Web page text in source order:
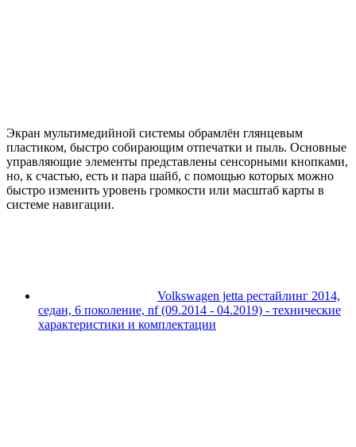
Экран мультимедийной системы обрамлён глянцевым
пластиком, быстро собирающим отпечатки и пыль. Основные
управляющие элементы представлены сенсорными кнопками,
но, к счастью, есть и пара шайб, с помощью которых можно
быстро изменить уровень громкости или масштаб карты в
системе навигации.
Volkswagen jetta рестайлинг 2014,
седан, 6 поколение, nf (09.2014 - 04.2019) - технические
характеристики и комплектации